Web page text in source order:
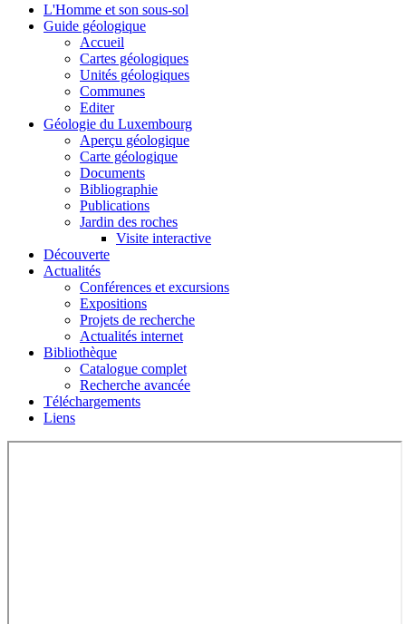
L'Homme et son sous-sol
Guide géologique
Accueil
Cartes géologiques
Unités géologiques
Communes
Editer
Géologie du Luxembourg
Aperçu géologique
Carte géologique
Documents
Bibliographie
Publications
Jardin des roches
Visite interactive
Découverte
Actualités
Conférences et excursions
Expositions
Projets de recherche
Actualités internet
Bibliothèque
Catalogue complet
Recherche avancée
Téléchargements
Liens